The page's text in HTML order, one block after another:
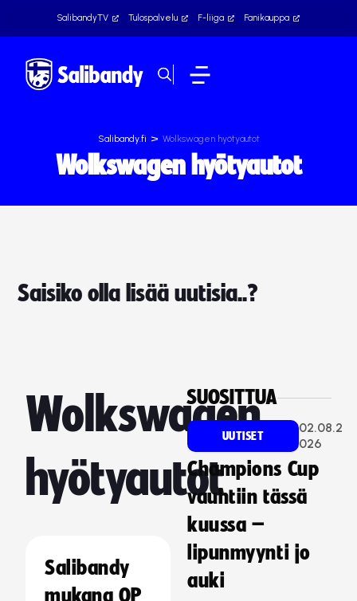
SalibandyTV Tulospalvelu F-liiga Fanikauppa
Salibandy.fi > Wolkswagen hyötyautot
Wolkswagen hyötyautot
Saisiko olla lisää uutisia..?
Wolkswagen
hyötyautot
Salibandy
mukana OP
SUOSITTUA
UUTISET
02.08.2
026
Champions Cup
vauhtiin tässä
kuussa –
lipunmyynti jo
auki